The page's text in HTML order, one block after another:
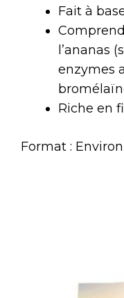
Fait à
l’ananas
enzymes
Riche en
Format :